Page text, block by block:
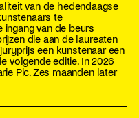
van de hedendaagse
te
ingang van de beurs
die aan de laureaten
een kunstenaar een
volgende editie. In 2026
Pic. Zes maanden later